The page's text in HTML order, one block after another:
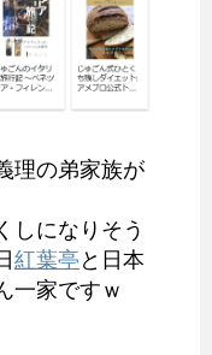
理の弟家族が
しになりそう
紅葉亭 と日本
一家ですｗ